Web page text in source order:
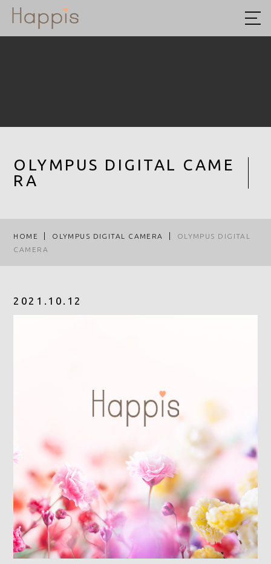
OLYMPUS DIGITAL CAME
RA
HOME OLYMPUS DIGITAL CAMERA
OLYMPUS DIGITAL
CAMERA
2021.10.12
HOME
COMPANY
Happis 英賀保店
CONTACT